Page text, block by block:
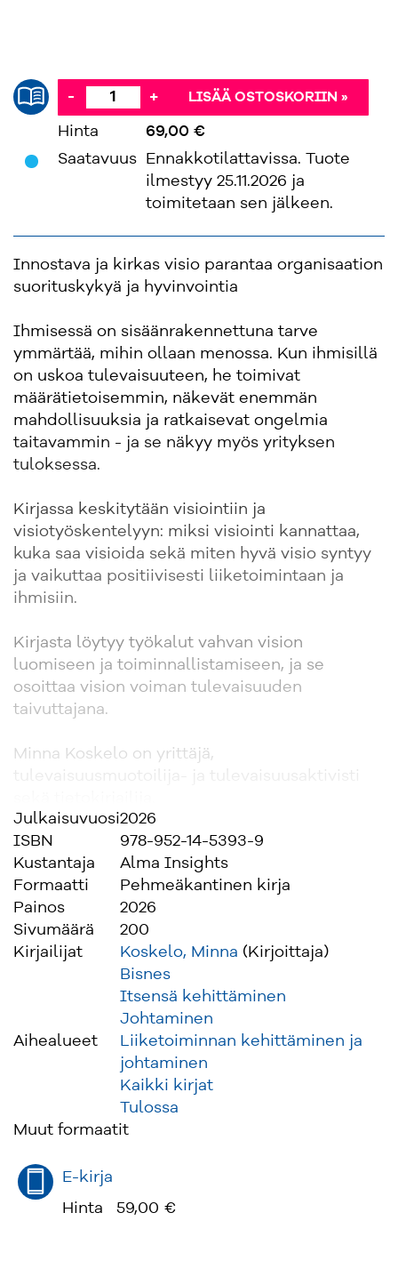
- + LISÄÄ OSTOSKORIIN »
Hinta
69,00 €
Saatavuus
Ennakkotilattavissa. Tuote
ilmestyy 25.11.2026 ja
toimitetaan sen jälkeen.
Innostava ja kirkas visio parantaa organisaation
suorituskykyä ja hyvinvointia
Ihmisessä on sisäänrakennettuna tarve
ymmärtää, mihin ollaan menossa. Kun ihmisillä
on uskoa tulevaisuuteen, he toimivat
määrätietoisemmin, näkevät enemmän
mahdollisuuksia ja ratkaisevat ongelmia
taitavammin - ja se näkyy myös yrityksen
tuloksessa.
Kirjassa keskitytään visiointiin ja
visiotyöskentelyyn: miksi visiointi kannattaa,
kuka saa visioida sekä miten hyvä visio syntyy
ja vaikuttaa positiivisesti liiketoimintaan ja
ihmisiin.
Kirjasta löytyy työkalut vahvan vision
luomiseen ja toiminnallistamiseen, ja se
osoittaa vision voiman tulevaisuuden
taivuttajana.
Minna Koskelo on yrittäjä,
Julkaisuvuosi2026
ISBN
978-952-14-5393-9
Kustantaja
Alma Insights
Formaatti
Pehmeäkantinen kirja
Painos
2026
Sivumäärä
200
Kirjailijat
Koskelo, Minna (Kirjoittaja)
Aihealueet
Bisnes
Itsensä kehittäminen
Johtaminen
Liiketoiminnan kehittäminen ja
johtaminen
Kaikki kirjat
Tulossa
Muut formaatit
E-kirja
Hinta
59,00 €